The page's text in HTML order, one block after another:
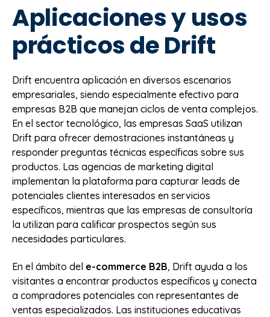
Aplicaciones y usos
prácticos de Drift
Drift encuentra aplicación en diversos escenarios
empresariales, siendo especialmente efectivo para
empresas B2B que manejan ciclos de venta complejos.
En el sector tecnológico, las empresas SaaS utilizan
Drift para ofrecer demostraciones instantáneas y
responder preguntas técnicas específicas sobre sus
productos. Las agencias de marketing digital
implementan la plataforma para capturar leads de
potenciales clientes interesados en servicios
específicos, mientras que las empresas de consultoría
la utilizan para calificar prospectos según sus
necesidades particulares.
En el ámbito del e-commerce B2B, Drift ayuda a los
visitantes a encontrar productos específicos y conecta
a compradores potenciales con representantes de
ventas especializados. Las instituciones educativas